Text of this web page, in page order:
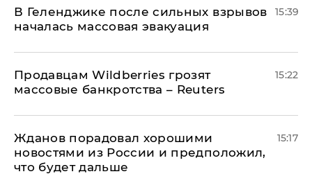
В Геленджике после сильных взрывов
началась массовая эвакуация
15:39
Продавцам Wildberries грозят
массовые банкротства – Reuters
15:22
Жданов порадовал хорошими
новостями из России и предположил,
что будет дальше
15:17